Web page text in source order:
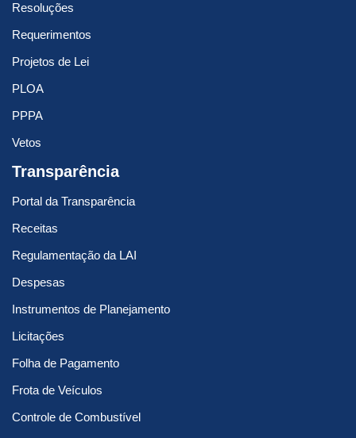
Resoluções
Requerimentos
Projetos de Lei
PLOA
PPPA
Vetos
Transparência
Portal da Transparência
Receitas
Regulamentação da LAI
Despesas
Instrumentos de Planejamento
Licitações
Folha de Pagamento
Frota de Veículos
Controle de Combustível